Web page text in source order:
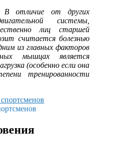
отличие от других
системы,
лиц старшей
считается болезнью
из главных факторов
мышцах является
(особенно если она
тренированности